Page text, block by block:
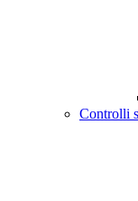
Controlli